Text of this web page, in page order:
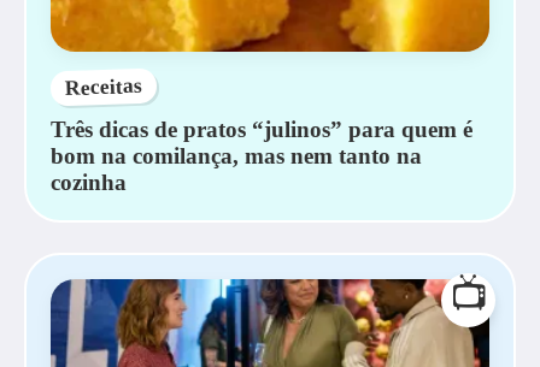
Receitas
Três dicas de pratos “julinos” para quem é
bom na comilança, mas nem tanto na
cozinha
📺